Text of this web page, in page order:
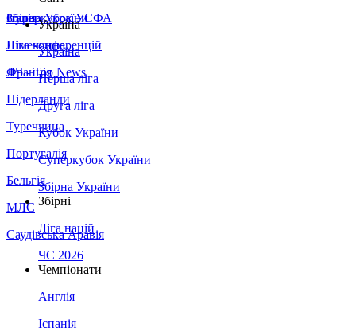
Збірна України
Італія
Німеччина
Франція
Нідерланди
Туреччина
Португалія
Бельгія
МЛС
Саудівська Аравія
Суперкубок УЄФА
Ліга конференцій
ЛЧ - Top News
Україна
Україна
Перша ліга
Друга ліга
Кубок України
Суперкубок України
Збірна України
Збірні
Ліга націй
ЧС 2026
Чемпіонати
Англія
Іспанія